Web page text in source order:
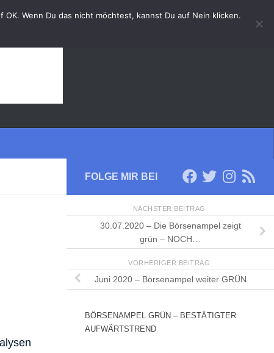
FOLGE MIR BEI
NÄCHSTER BEITRAG
30.07.2020 – Die Börsenampel zeigt
grün – NOCH…
VORHERIGER BEITRAG
Juni 2020 – Börsenampel weiter GRÜN
BÖRSENAMPEL GRÜN – BESTÄTIGTER
AUFWÄRTSTREND
Wenn Du das nicht möchtest, kannst Du auf Nein klicken.